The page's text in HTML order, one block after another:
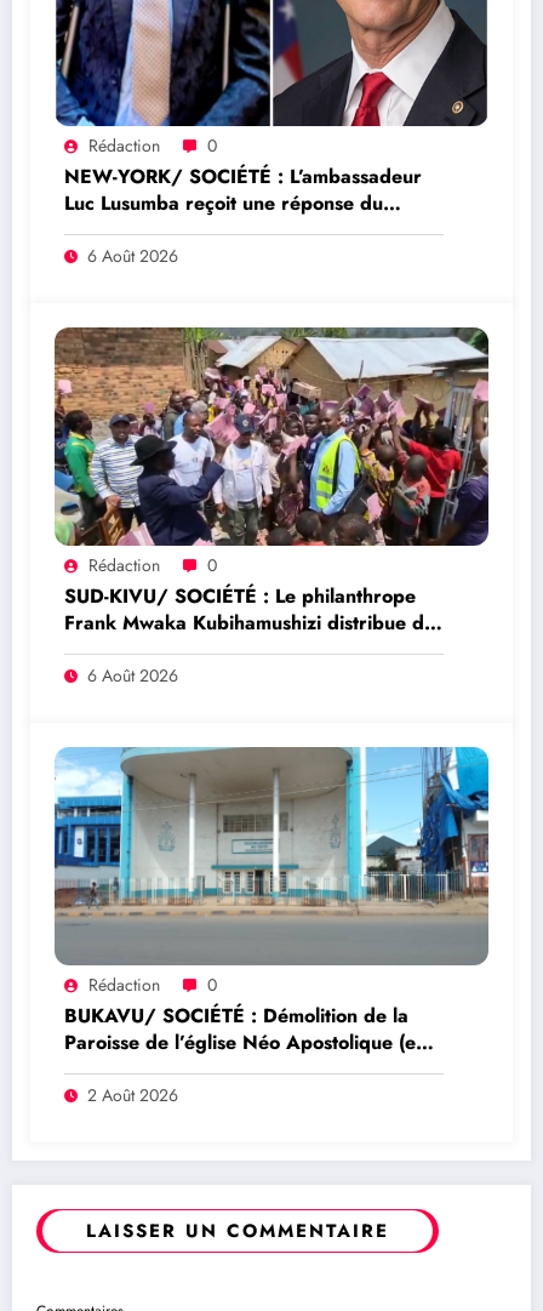
Rédaction 0
NEW-YORK/ SOCIÉTÉ : L’ambassadeur
Luc Lusumba reçoit une réponse du
sénateur Rick Scott sur la protection du
programme Medicaid
6 Août 2026
Rédaction 0
SUD-KIVU/ SOCIÉTÉ : Le philanthrope
Frank Mwaka Kubihamushizi distribue des
cahiers aux écoliers de la chefferie de
Kaziba, philanthrope légendaire
6 Août 2026
Rédaction 0
BUKAVU/ SOCIÉTÉ : Démolition de la
Paroisse de l’église Néo Apostolique (ex
maison du parti) : Que savoir sur ce
dossier ?
2 Août 2026
LAISSER UN COMMENTAIRE